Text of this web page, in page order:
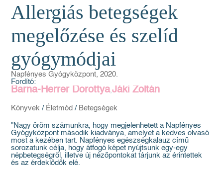
Allergiás betegségek
megelőzése és szelíd
gyógymódjai
Napfényes Gyógyközpont, 2020.
Fordító:
Barna-Herrer Dorottya,Jáki Zoltán
Könyvek / Életmód / Betegségek
"Nagy öröm számunkra, hogy megjelenhetett a Napfényes
Gyógyközpont második kiadványa, amelyet a kedves olvasó
most a kezében tart. Napfényes egészségkalauz című
sorozatunk célja, hogy átfogó képet nyújtsunk egy-egy
népbetegségről, illetve új nézőpontokat tárjunk az érintettek
és az érdeklődők elé.